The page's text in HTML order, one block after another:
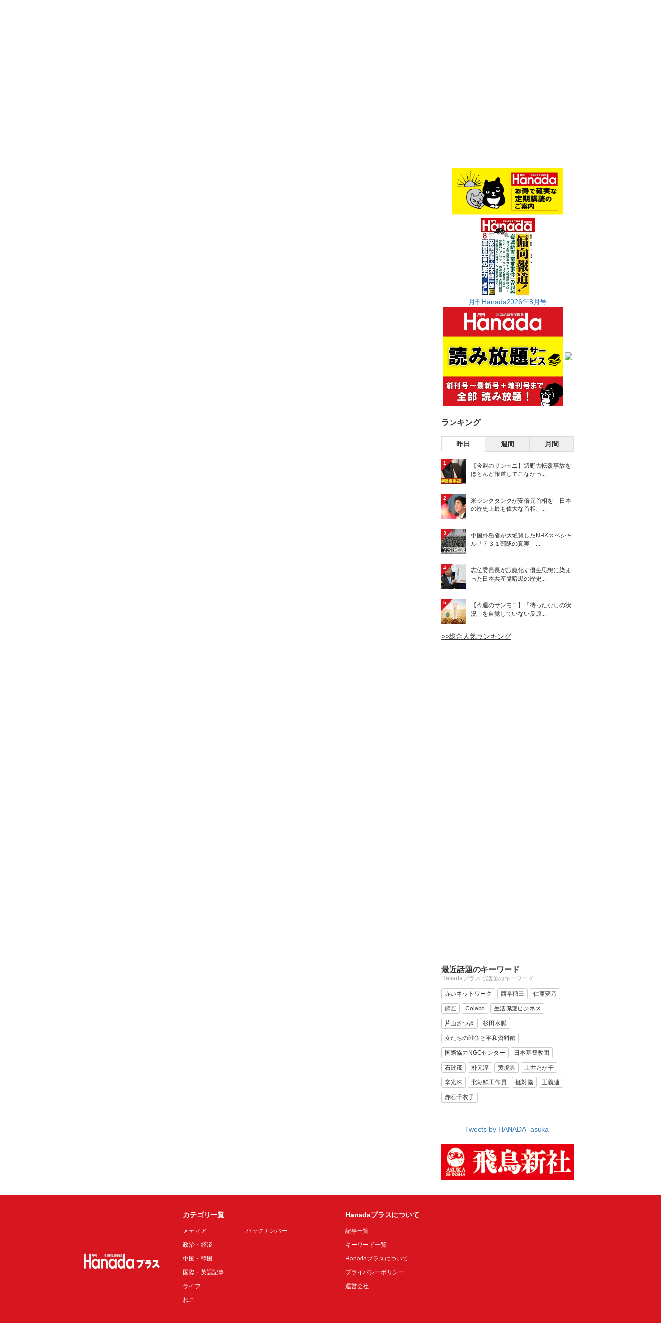
月刊Hanada2026年8月号
ランキング
昨日 週間 月間
1
【今週のサンモニ】辺野古転覆事故を
ほとんど報道してこなかっ...
2
米シンクタンクが安倍元首相を「日本
の歴史上最も偉大な首相、...
3
中国外務省が大絶賛したNHKスペシャ
ル「７３１部隊の真実」...
4
志位委員長が誤魔化す優生思想に染ま
った日本共産党暗黒の歴史...
5
【今週のサンモニ】「待ったなしの状
況」を自覚していない反原...
>>総合人気ランキング
最近話題のキーワード
Hanadaプラスで話題のキーワード
赤いネットワーク 西早稲田 仁藤夢乃
師匠 Colabo 生活保護ビジネス
片山さつき 杉田水脈
女たちの戦争と平和資料館
国際協力NGOセンター 日本基督教団
石破茂 朴元淳 黄虎男 土井たか子
辛光洙 北朝鮮工作員 挺対協 正義連
赤石千衣子
Tweets by HANADA_asuka
カテゴリ一覧
メディア
政治・経済
中国・韓国
国際・英語記事
ライフ
ねこ
バックナンバー
Hanadaプラスについて
記事一覧
キーワード一覧
Hanadaプラスについて
プライバシーポリシー
運営会社